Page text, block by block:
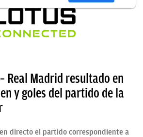
Real Madrid resultado en
y goles del partido de la
directo el partido correspondiente a